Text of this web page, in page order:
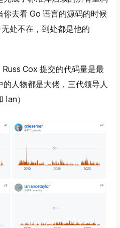
去看 Go 语言的源码的时候
处不在，到处都是他的
Cox 提交的代码量是最
人物都是大佬，三代领导人
）